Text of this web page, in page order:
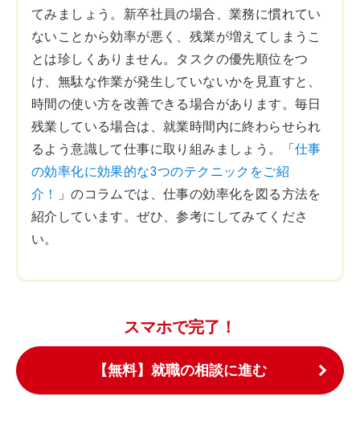
てみましょう。新卒社員の場合、業務に慣れてい
ないことから効率が悪く、残業が増えてしまうこ
とは珍しくありません。タスクの優先順位をつ
け、無駄な作業が発生していないかを見直すと、
時間の使い方を改善できる場合があります。毎日
残業している場合は、就業時間内に終わらせられ
るよう意識して仕事に取り組みましょう。「仕事
の効率化に効果的な3つのテクニックをご紹
介！
」のコラムでは、仕事の効率化を図る方法を
紹介しています。ぜひ、参考にしてみてくださ
い。
スマホで完了！
【無料】就職の相談に進む